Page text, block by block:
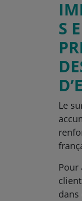
S
Le
Pour
dans